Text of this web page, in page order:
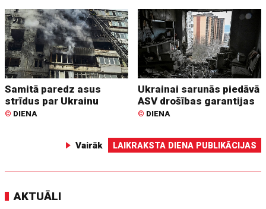
Samitā paredz asus
strīdus par Ukrainu
© DIENA
Ukrainai sarunās piedāvā
ASV drošības garantijas
© DIENA
Vairāk LAIKRAKSTA DIENA PUBLIKĀCIJAS
AKTUĀLI